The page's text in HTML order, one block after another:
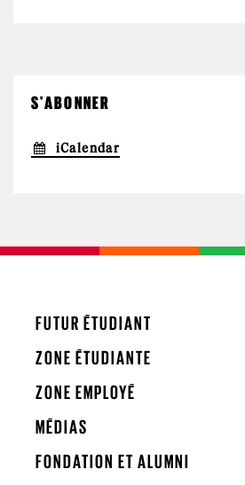
S'ABONNER
iCalendar
FUTUR ÉTUDIANT
ZONE ÉTUDIANTE
ZONE EMPLOYÉ
MÉDIAS
FONDATION ET ALUMNI